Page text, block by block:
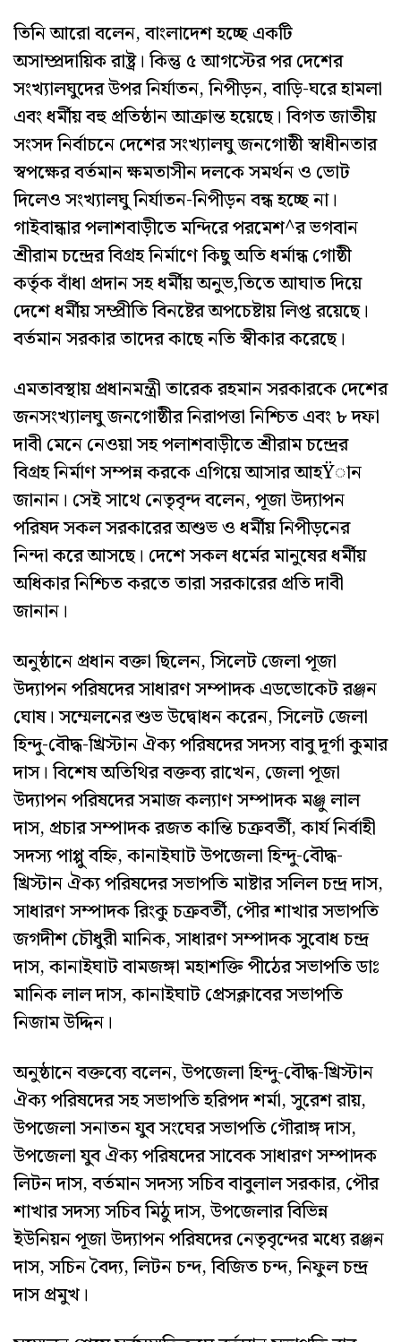
তিনি আরো বলেন, বাংলাদেশ হচ্ছে একটি
অসাম্প্রদায়িক রাষ্ট্র। কিন্তু ৫ আগস্টের পর দেশের
সংখ্যালঘুদের উপর নির্যাতন, নিপীড়ন, বাড়ি-ঘরে হামলা
এবং ধর্মীয় বহু প্রতিষ্ঠান আক্রান্ত হয়েছে। বিগত জাতীয়
সংসদ নির্বাচনে দেশের সংখ্যালঘু জনগোষ্ঠী স্বাধীনতার
স্বপক্ষের বর্তমান ক্ষমতাসীন দলকে সমর্থন ও ভোট
দিলেও সংখ্যালঘু নির্যাতন-নিপীড়ন বন্ধ হচ্ছে না।
গাইবান্ধার পলাশবাড়ীতে মন্দিরে পরমেশ^র ভগবান
শ্রীরাম চন্দ্রের বিগ্রহ নির্মাণে কিছু অতি ধর্মান্ধ গোষ্ঠী
কর্তৃক বাঁধা প্রদান সহ ধর্মীয় অনুভ‚তিতে আঘাত দিয়ে
দেশে ধর্মীয় সম্প্রীতি বিনষ্টের অপচেষ্টায় লিপ্ত রয়েছে।
বর্তমান সরকার তাদের কাছে নতি স্বীকার করেছে।
এমতাবস্থায় প্রধানমন্ত্রী তারেক রহমান সরকারকে দেশের
জনসংখ্যালঘু জনগোষ্ঠীর নিরাপত্তা নিশ্চিত এবং ৮ দফা
দাবী মেনে নেওয়া সহ পলাশবাড়ীতে শ্রীরাম চন্দ্রের
বিগ্রহ নির্মাণ সম্পন্ন করকে এগিয়ে আসার আহŸান
জানান। সেই সাথে নেতৃবৃন্দ বলেন, পূজা উদ্যাপন
পরিষদ সকল সরকারের অশুভ ও ধর্মীয় নিপীড়নের
নিন্দা করে আসছে। দেশে সকল ধর্মের মানুষের ধর্মীয়
অধিকার নিশ্চিত করতে তারা সরকারের প্রতি দাবী
জানান।
অনুষ্ঠানে প্রধান বক্তা ছিলেন, সিলেট জেলা পূজা
উদ্যাপন পরিষদের সাধারণ সম্পাদক এডভোকেট রঞ্জন
ঘোষ। সম্মেলনের শুভ উদ্বোধন করেন, সিলেট জেলা
হিন্দু-বৌদ্ধ-খ্রিস্টান ঐক্য পরিষদের সদস্য বাবু দূর্গা কুমার
দাস। বিশেষ অতিথির বক্তব্য রাখেন, জেলা পূজা
উদ্যাপন পরিষদের সমাজ কল্যাণ সম্পাদক মঞ্জু লাল
দাস, প্রচার সম্পাদক রজত কান্তি চক্রবর্তী, কার্য নির্বাহী
সদস্য পাপ্পু বহ্নি, কানাইঘাট উপজেলা হিন্দু-বৌদ্ধ-
খ্রিস্টান ঐক্য পরিষদের সভাপতি মাষ্টার সলিল চন্দ্র দাস,
সাধারণ সম্পাদক রিংকু চক্রবর্তী, পৌর শাখার সভাপতি
জগদীশ চৌধুরী মানিক, সাধারণ সম্পাদক সুবোধ চন্দ্র
দাস, কানাইঘাট বামজঙ্গা মহাশক্তি পীঠের সভাপতি ডাঃ
মানিক লাল দাস, কানাইঘাট প্রেসক্লাবের সভাপতি
নিজাম উদ্দিন।
অনুষ্ঠানে বক্তব্যে বলেন, উপজেলা হিন্দু-বৌদ্ধ-খ্রিস্টান
ঐক্য পরিষদের সহ সভাপতি হরিপদ শর্মা, সুরেশ রায়,
উপজেলা সনাতন যুব সংঘের সভাপতি গৌরাঙ্গ দাস,
উপজেলা যুব ঐক্য পরিষদের সাবেক সাধারণ সম্পাদক
লিটন দাস, বর্তমান সদস্য সচিব বাবুলাল সরকার, পৌর
শাখার সদস্য সচিব মিঠু দাস, উপজেলার বিভিন্ন
ইউনিয়ন পূজা উদ্যাপন পরিষদের নেতৃবৃন্দের মধ্যে রঞ্জন
দাস, সচিন বৈদ্য, লিটন চন্দ, বিজিত চন্দ, নিফুল চন্দ্র
দাস প্রমুখ।